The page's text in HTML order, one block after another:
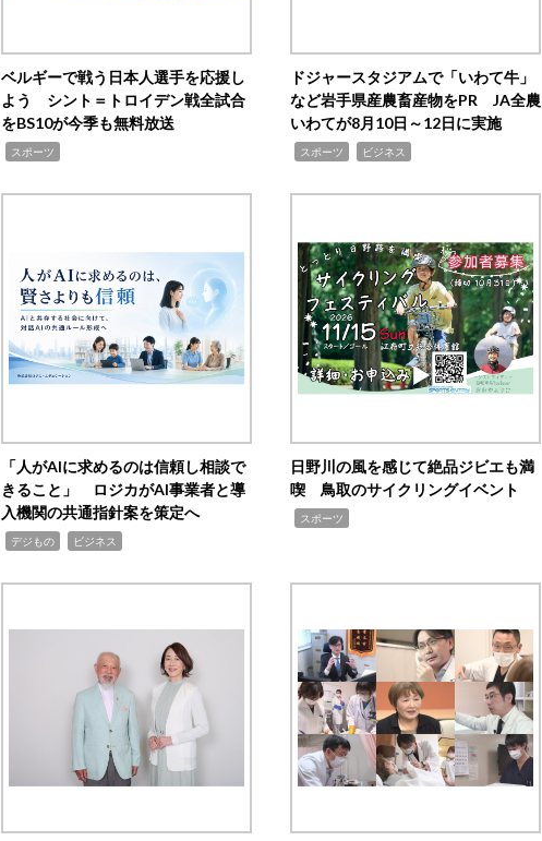
ベルギーで戦う日本人選手を応援し
よう シント＝トロイデン戦全試合
をBS10が今季も無料放送
スポーツ
ドジャースタジアムで「いわて牛」
など岩手県産農畜産物をPR JA全農
いわてが8月10日～12日に実施
スポーツ ビジネス
「人がAIに求めるのは信頼し相談で
きること」 ロジカがAI事業者と導
入機関の共通指針案を策定へ
デジもの ビジネス
日野川の風を感じて絶品ジビエも満
喫 鳥取のサイクリングイベント
スポーツ